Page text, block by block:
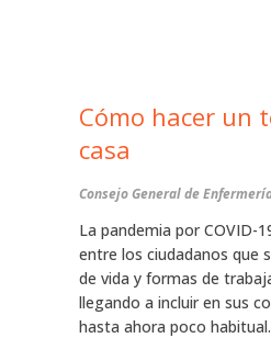
Cómo hacer un
casa
Consejo General de
La pandemia por COVID-
entre los ciudadanos que
de vida y formas de
llegando a incluir en sus
hasta ahora poco